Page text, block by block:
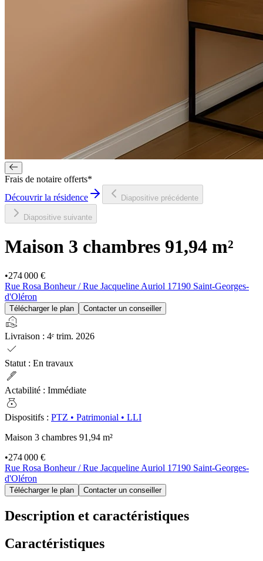
Frais de notaire offerts*
Découvrir la résidence
Diapositive précédente
Diapositive suivante
Maison 3 chambres 91,94 m²
•274 000 €
Rue Rosa Bonheur / Rue Jacqueline Auriol 17190 Saint-Georges-
d'Oléron
Télécharger le plan Contacter un conseiller
real_estate_agent
Livraison : 4ᵉ trim. 2026
check
Statut : En travaux
ink_pen
Actabilité : Immédiate
money_bag
Dispositifs : PTZ • Patrimonial • LLI
Maison 3 chambres 91,94 m²
•274 000 €
Rue Rosa Bonheur / Rue Jacqueline Auriol 17190 Saint-Georges-
d'Oléron
Télécharger le plan Contacter un conseiller
Description et caractéristiques
Caractéristiques